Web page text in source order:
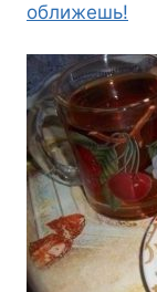
оближешь!